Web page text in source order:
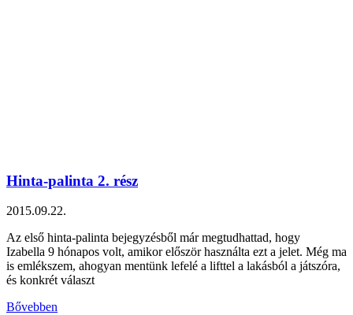
Hinta-palinta 2. rész
2015.09.22.
Az első hinta-palinta bejegyzésből már megtudhattad, hogy
Izabella 9 hónapos volt, amikor először használta ezt a jelet. Még ma
is emlékszem, ahogyan mentünk lefelé a lifttel a lakásból a játszóra,
és konkrét választ
Bővebben